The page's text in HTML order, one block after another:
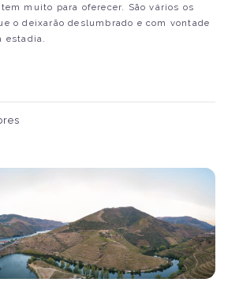
muito para oferecer. São vários os
o deixarão deslumbrado e com vontade
estadia.